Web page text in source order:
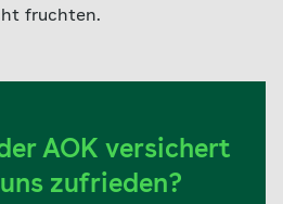
fruchten.
AOK versichert
zufrieden?